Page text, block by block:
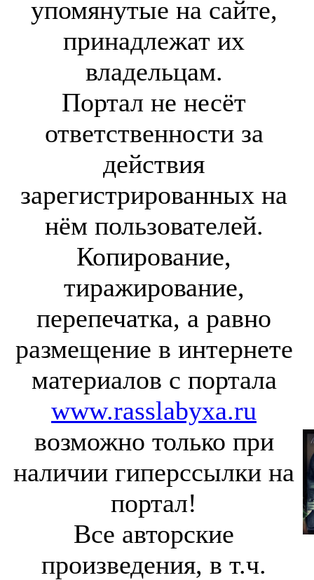
упомянутые на сайте,
принадлежат их
владельцам.
Портал не несёт
ответственности за
действия
зарегистрированных на
нём пользователей.
Копирование,
тиражирование,
перепечатка, а равно
размещение в интернете
материалов с портала
www.rasslabyxa.ru
возможно только при
наличии гиперссылки на
портал!
Все авторские
произведения, в т.ч.